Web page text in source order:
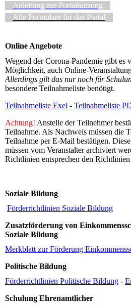
Anleitung zur Portalnutzung
Alle Formulare für das Portal
Online Angebote
Wegend der Corona-Pandemie gibt es
Möglichkeit, auch Online-
Allerdings gilt das nur noch für
besondere Teilnahmeliste benötigt.
Teilnahmeliste Exel - Teilnahmeliste
Achtung! Anstelle der Teilnehmer
Teilnahme. Als Nachweis müssen die
Teilnahme per E-Mail bestätigen.
müssen vom Veranstalter archiviert
Richtlinien entsprechen den
Soziale Bildung
Förderrichtlinien Soziale Bildung
Zusatzförderung von
Soziale Bildung
Merkblatt zur Förderung
Politische Bildung
Förderrichtlinien Politische Bildung -
Schulung Ehrenamtlicher